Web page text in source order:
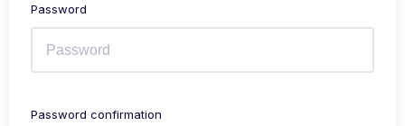
Password
Password confirmation